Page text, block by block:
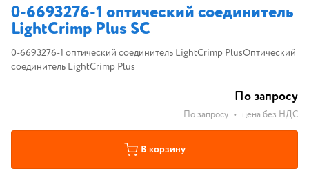
0-6693276-1 оптический соединитель
LightCrimp Plus SC
0-6693276-1 оптический соединитель LightCrimp PlusОптический
соединитель LightCrimp Plus
По запросу
По запросу • цена без НДС
В корзину